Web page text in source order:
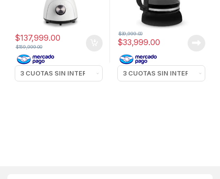
$137,999.00
$159,999.00 $33,999.00
$39,999.00